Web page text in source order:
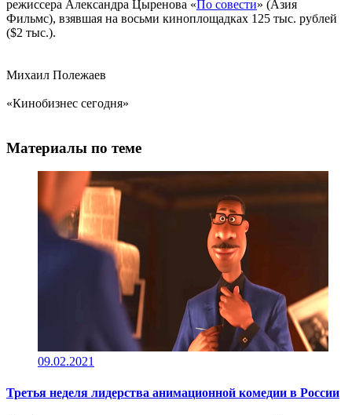
режиссера Александра Цыренова «По совести» (Азия
Фильмс), взявшая на восьми киноплощадках 125 тыс. рублей
($2 тыс.).
Михаил Полежаев
«Кинобизнес сегодня»
Материалы по теме
09.02.2021
Третья неделя лидерства анимационной комедии в России